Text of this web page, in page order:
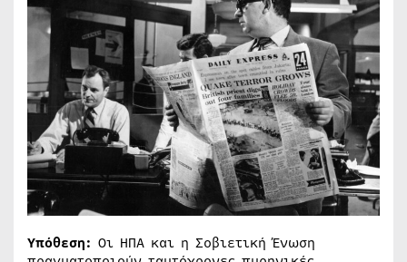
Υπόθεση: Οι ΗΠΑ και η Σοβιετική Ένωση